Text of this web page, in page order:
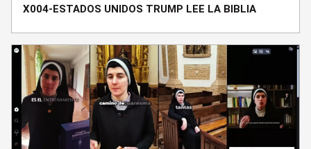
X004-ESTADOS UNIDOS TRUMP LEE LA BIBLIA